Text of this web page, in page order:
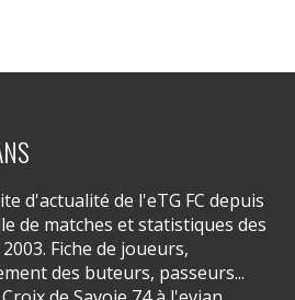
d'actualité de l'eTG FC depuis
de matches et statistiques des
Fiche de joueurs,
des buteurs, passeurs...